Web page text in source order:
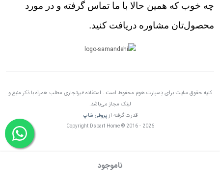
ناموجود
چه خوب که همین حالا با ما تماس گرفته و در مورد
محصول‌تان مشاوره دریافت کنید.
کلیه حقوق سایت برای دِسپارت هوم محفوظ است . استفاده غیرتجاری مطلب همراه با ذکر منبع و
لینک مجاز می‌باشد.
قدرت گرفته ازپروفی شاپ
Copyright Dspart Home © 2016 - 2026